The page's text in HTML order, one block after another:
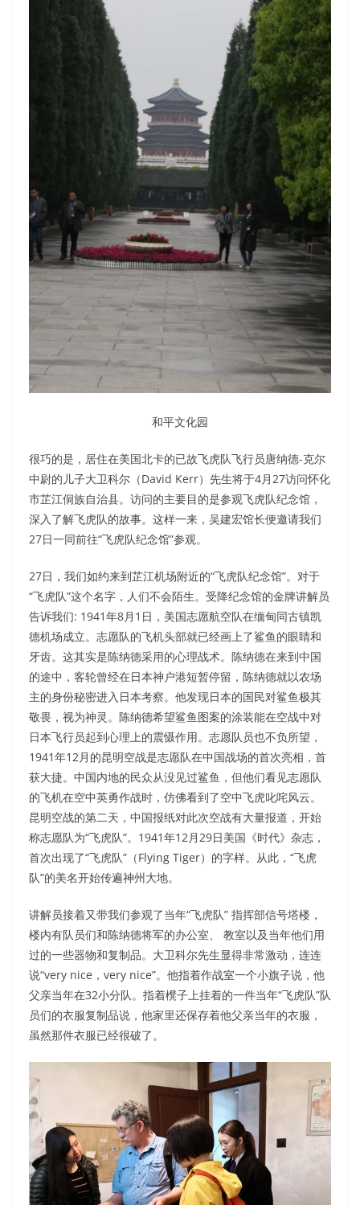
和平文化园
很巧的是，居住在美国北卡的已故飞虎队飞行员唐纳德-克尔
中尉的儿子大卫科尔（David Kerr）先生将于4月27访问怀化
市芷江侗族自治县。访问的主要目的是参观飞虎队纪念馆，
深入了解飞虎队的故事。这样一来，吴建宏馆长便邀请我们
27日一同前往“飞虎队纪念馆”参观。
27日，我们如约来到芷江机场附近的“飞虎队纪念馆”。对于
“飞虎队”这个名字，人们不会陌生。受降纪念馆的金牌讲解员
告诉我们: 1941年8月1日，美国志愿航空队在缅甸同古镇凯
德机场成立。志愿队的飞机头部就已经画上了鲨鱼的眼睛和
牙齿。这其实是陈纳德采用的心理战术。陈纳德在来到中国
的途中，客轮曾经在日本神户港短暂停留，陈纳德就以农场
主的身份秘密进入日本考察。他发现日本的国民对鲨鱼极其
敬畏，视为神灵。陈纳德希望鲨鱼图案的涂装能在空战中对
日本飞行员起到心理上的震慑作用。志愿队员也不负所望，
1941年12月的昆明空战是志愿队在中国战场的首次亮相，首
获大捷。中国内地的民众从没见过鲨鱼，但他们看见志愿队
的飞机在空中英勇作战时，仿佛看到了空中飞虎叱咤风云。
昆明空战的第二天，中国报纸对此次空战有大量报道，开始
称志愿队为“飞虎队”。1941年12月29日美国《时代》杂志，
首次出现了“飞虎队”（Flying Tiger）的字样。从此，“飞虎
队”的美名开始传遍神州大地。
讲解员接着又带我们参观了当年“飞虎队” 指挥部信号塔楼，
楼内有队员们和陈纳德将军的办公室、 教室以及当年他们用
过的一些器物和复制品。大卫科尔先生显得非常激动，连连
说“very nice，very nice”。他指着作战室一个小旗子说，他
父亲当年在32小分队。指着櫈子上挂着的一件当年“飞虎队”队
员们的衣服复制品说，他家里还保存着他父亲当年的衣服，
虽然那件衣服已经很破了。